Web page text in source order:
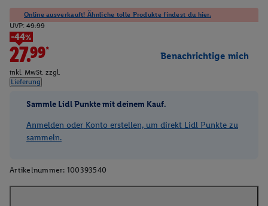
Online ausverkauft! Ähnliche tolle Produkte findest du hier.
UVP: 49.99
-44%
27.99*
inkl. MwSt. zzgl.
Lieferung
Benachrichtige mich
Sammle Lidl Punkte mit deinem Kauf.
Anmelden oder Konto erstellen, um direkt Lidl Punkte zu
sammeln.
Artikelnummer: 100393540